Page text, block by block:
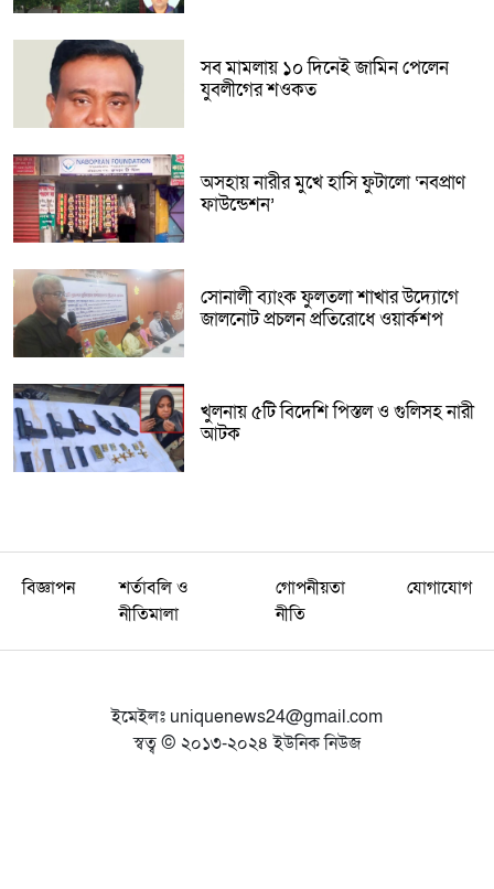
সব মামলায় ১০ দিনেই জামিন পেলেন
যুবলীগের শওকত
অসহায় নারীর মুখে হাসি ফুটালো ‘নবপ্রাণ
ফাউন্ডেশন’
সোনালী ব্যাংক ফুলতলা শাখার উদ্যোগে
জালনোট প্রচলন প্রতিরোধে ওয়ার্কশপ
খুলনায় ৫টি বিদেশি পিস্তল ও গুলিসহ নারী
আটক
বিজ্ঞাপন
শর্তাবলি ও
নীতিমালা
গোপনীয়তা
নীতি
যোগাযোগ
ইমেইলঃ uniquenews24@gmail.com
স্বত্ব © ২০১৩-২০২৪ ইউনিক নিউজ